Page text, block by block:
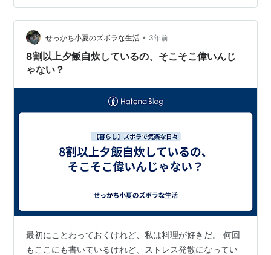
ズアカデミー協会からは 「簡単!混ぜるだけ腸ズボラレシ
ピ」 をお届け☆ 毎日食べるものだからこそ簡単なのが一
番！ このレシ…
せっかち小夏のズボラな生活 • 3年前
8割以上夕飯自炊しているの、そこそこ偉いんじ
ゃない？
最初にことわっておくけれど、私は料理が好きだ。 何回
もここにも書いているけれど、ストレス発散になってい